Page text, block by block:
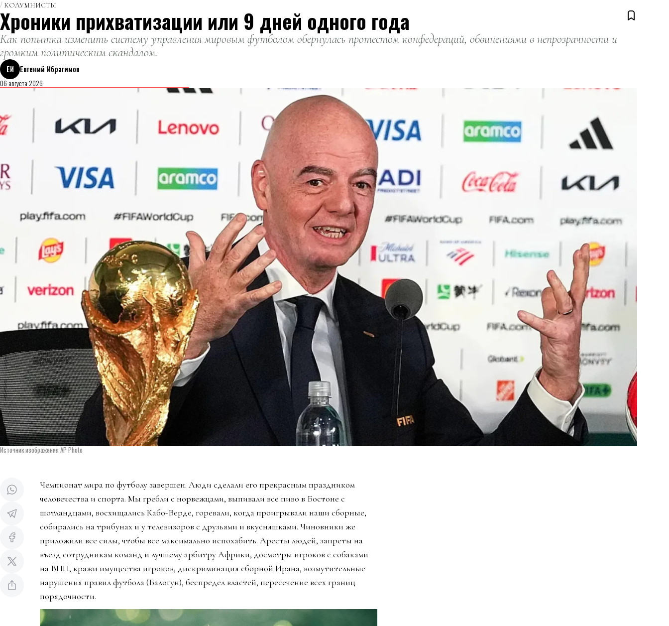
КОЛУМНИСТЫ
Хроники прихватизации или 9 дней одного года
Как попытка изменить систему управления мировым футболом обернулась протестом конфедераций, обвинениями в непрозрачности и
громким политическим скандалом.
ЕИ
Евгений Ибрагимов
06 августа 2026
Источник изображения AP Photo
Чемпионат мира по футболу завершен. Люди сделали его прекрасным праздником
человечества и спорта. Мы гребли с норвежцами, выпивали все пиво в Бостоне с
шотландцами, восхищались Кабо-Верде, горевали, когда проигрывали наши сборные,
собирались на трибунах и у телевизоров с друзьями и вкусняшками. Чиновники же
приложили все силы, чтобы все максимально испохабить. Аресты людей, запреты на
въезд сотрудникам команд и лучшему арбитру Африки, досмотры игроков с собаками
на ВПП, кражи имущества игроков, дискриминация сборной Ирана, возмутительные
нарушения правил футбола (Балогун), беспредел властей, пересечение всех границ
порядочности.